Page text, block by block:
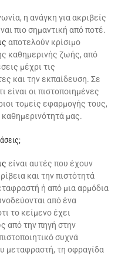
η ανάγκη για ακριβείς
πιο σημαντική από ποτέ.
αποτελούν κρίσιμο
καθημερινής ζωής, από
μέχρι τις
και την εκπαίδευση. Σε
είναι οι πιστοποιημένες
τομείς εφαρμογής τους,
μας.
είναι αυτές που έχουν
και την πιστότητά
ή από μια αρμόδια
από ένα
το κείμενο έχει
από την πηγή στην
συχνά
μεταφραστή, τη σφραγίδα